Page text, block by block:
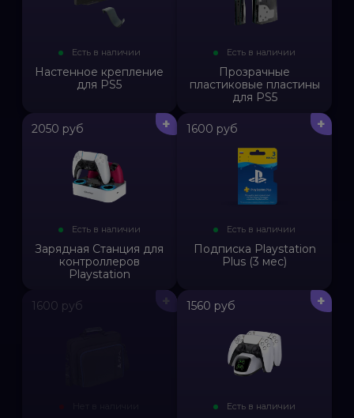
Есть в наличии
Настенное крепление
для PS5
Есть в наличии
Прозрачные
пластиковые пластины
для PS5
+
2050 руб
Есть в наличии
Зарядная Станция для
контроллеров
Playstation
+
1600 руб
Есть в наличии
Подписка Playstation
Plus (3 мес)
1600 руб +
1560 руб
Есть в наличии